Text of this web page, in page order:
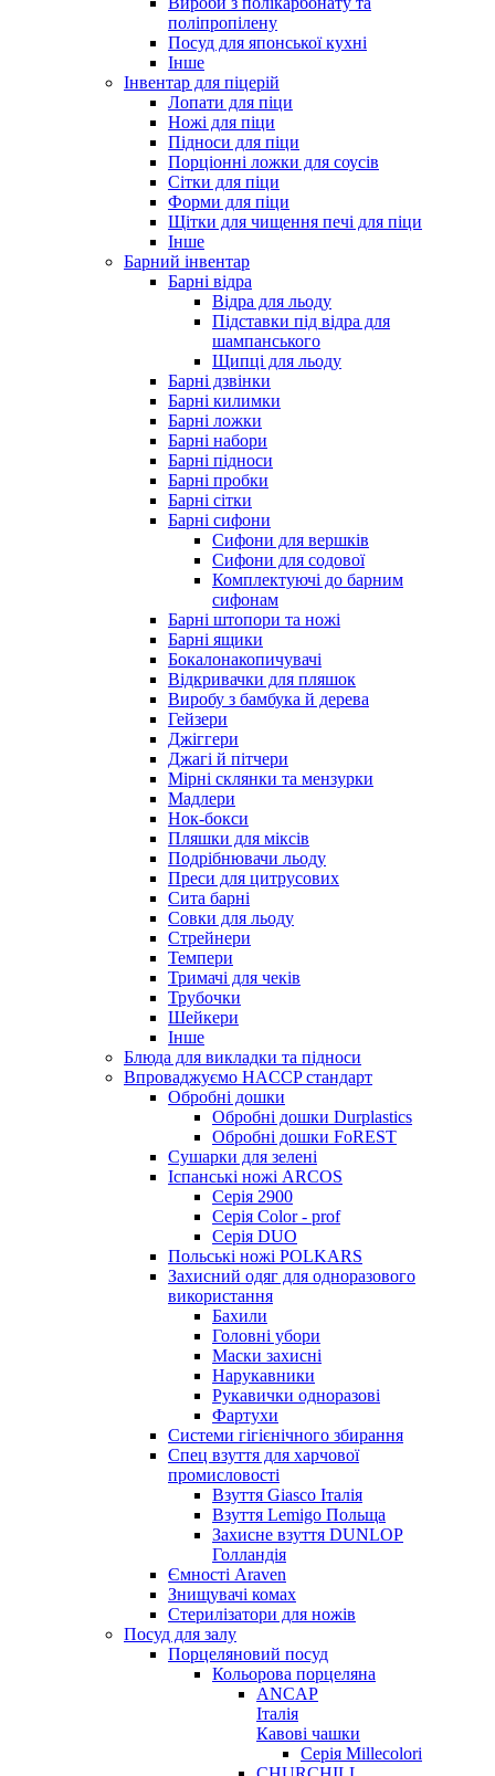
поліпропілену
Посуд для японської кухні
Інше
Інвентар для піцерій
Лопати для піци
Ножі для піци
Підноси для піци
Порціонні ложки для соусів
Сітки для піци
Форми для піци
Щітки для чищення печі для піци
Інше
Барний інвентар
Барні відра
Відра для льоду
Підставки під відра для
шампанського
Щипці для льоду
Барні дзвінки
Барні килимки
Барні ложки
Барні набори
Барні підноси
Барні пробки
Барні сітки
Барні сифони
Сифони для вершків
Сифони для содової
Комплектуючі до барним
сифонам
Барні штопори та ножі
Барні ящики
Бокалонакопичувачі
Відкривачки для пляшок
Виробу з бамбука й дерева
Гейзери
Джіггери
Джагі й пітчери
Мірні склянки та мензурки
Мадлери
Нок-бокси
Пляшки для міксів
Подрібнювачи льоду
Преси для цитрусових
Сита барні
Совки для льоду
Стрейнери
Темпери
Тримачі для чеків
Трубочки
Шейкери
Інше
Блюда для викладки та підноси
Впроваджуємо HACCP стандарт
Обробні дошки
Обробні дошки Durplastics
Обробні дошки FoREST
Сушарки для зелені
Іспанські ножі ARCOS
Серія 2900
Серія Color - prof
Серія DUO
Польські ножі POLKARS
Захисний одяг для одноразового
використання
Бахили
Головні убори
Маски захисні
Нарукавники
Рукавички одноразові
Фартухи
Системи гігієнічного збирання
Спец взуття для харчової
промисловості
Взуття Giasco Італія
Взуття Lemigo Польща
Захисне взуття DUNLOP
Голландія
Ємності Araven
Знищувачі комах
Стерилізатори для ножів
Посуд для залу
Порцеляновий посуд
Кольорова порцеляна
ANCAP
Італія
Кавові чашки
Серія Millecolori